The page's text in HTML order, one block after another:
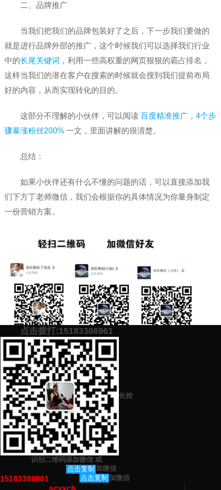
二、品牌推广
当我们把我们的品牌包装好了之后，下一步我们要做的
就是进行品牌外部的推广，这个时候我们可以选择我们行业
中的长尾关键词 ，利用一些高权重的网页狠狠的霸占排名，
这样当我们的潜在客户在搜索的时候就会搜到我们提前布局
好的内容，从而实现转化的目的。
这部分不理解的小伙伴，可以阅读 百度精准推广，4个步
骤暴涨粉丝200%一文，里面讲解的很清楚。
总结：
如果小伙伴还有什么不懂的问题的话，可以直接添加我
们下方丁老师微信，我们会根据你的具体情况为你量身制定
一份营销方案。
预约营销老师 添加微信号：scyxch
案！
上一篇：网络品牌推广公司哪家好？教你寻找靠谱的品牌推广公司！
下一篇：怎么把公司放到百度上？怎么让公司在百度搜到？
猜你感兴趣的内容
暂无相关文章！
点击拨打:15183386961
长按
识别二维码添加微信 或
点击复制
15183386961
加微信
点击复制
scyxch
加微信